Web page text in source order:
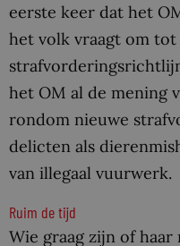
eerste keer dat het
het volk vraagt om
het OM al de mening
rondom nieuwe
delicten als
van illegaal vuurwerk.
Ruim de tijd
Wie graag zijn of